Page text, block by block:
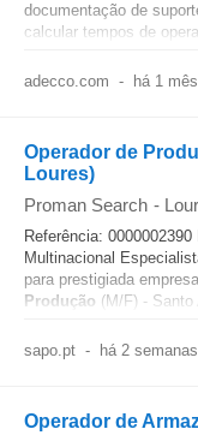
documentação de
calcular tempos de
adecco.com - há 1 mês
Operador de
Loures)
Proman Search -
Referência:
Multinacional
para prestigiada
Produção (M/F) - Santo
sapo.pt - há 2 semanas
Operador de